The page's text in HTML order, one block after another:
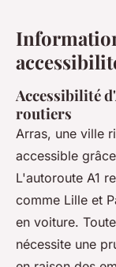
Accessibilité
routiers
Arras, une ville
accessible
L'autoroute A1
comme Lille et
en voiture.
nécessite une